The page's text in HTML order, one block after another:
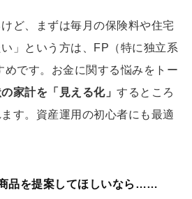
けど、まずは毎月の保険料や住宅
」という方は、FP（特に独立系
めです。お金に関する悩みをトー
家計を「見える化」 するところ
す。資産運用の初心者にも最適
品を提案してほしいなら……